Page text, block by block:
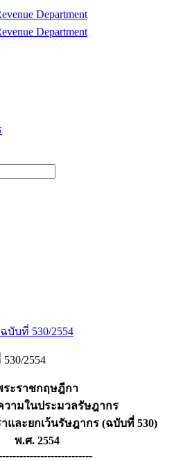
บที่ 530/2554
2554
ระราชกฤษฎีกา
วามในประมวลรัษฎากร
และยกเว้นรัษฎากร (ฉบับที่ 530)
พ.ศ. 2554